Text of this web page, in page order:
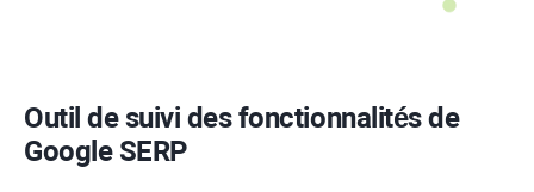
Outil de suivi des fonctionnalités de
Google SERP